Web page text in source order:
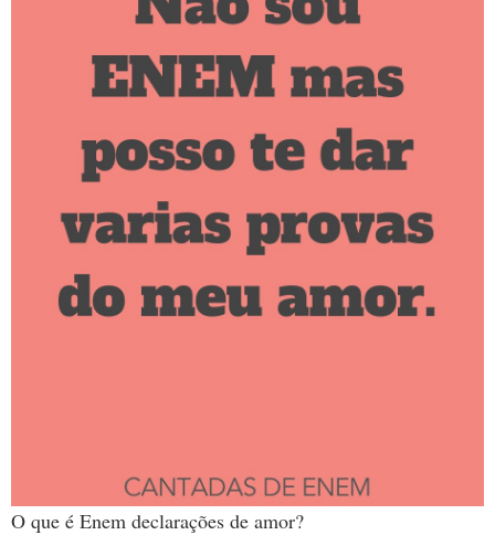
O que é Enem declarações de amor?